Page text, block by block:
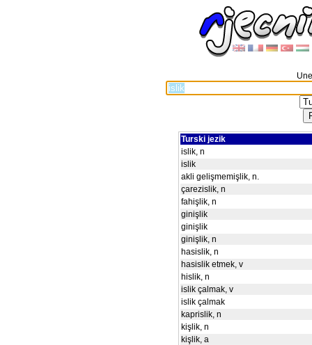
Turski jezik
islik, n
islik
akli gelişmemişlik, n.
çarezislik, n
fahişlik, n
ginişlik
ginişlik
ginişlik, n
hasislik, n
hasislik etmek, v
hislik, n
islik çalmak, v
islik çalmak
kaprislik, n
kişlik, n
kişlik, a